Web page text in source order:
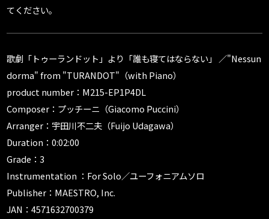
てください。
歌劇「トゥーランドット」より「誰も寝てはならない」 ／"Nessun
dorma" from "TURANDOT"（with Piano）
product number：M215-EP1P4DL
Composer：プッチーニ（Giacomo Puccini）
Arranger：宇田川不二夫（Fuijo Udagawa）
Duration：0:02:00
Grade：3
Instrumentation ：For Solo／ユーフォニアムソロ
Publisher：MAESTRO, Inc.
JAN：4571632700379